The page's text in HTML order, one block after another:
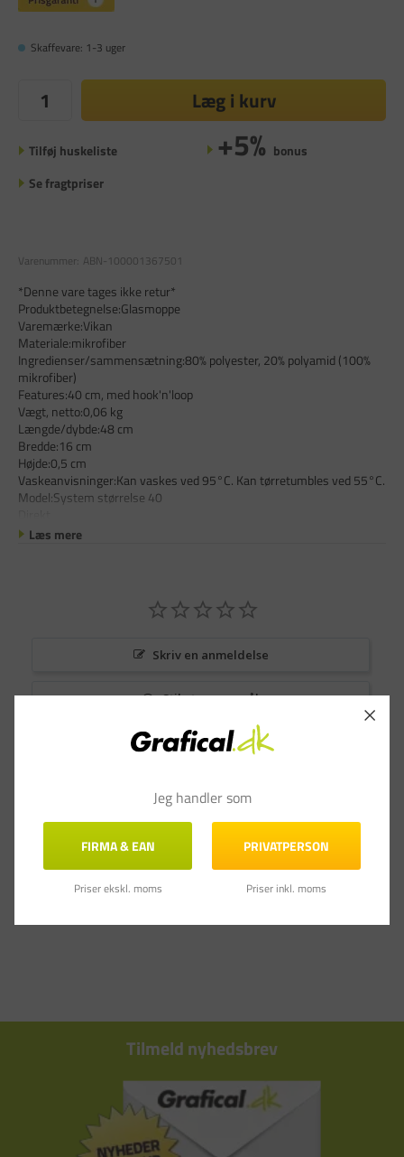
Skaffevare: 1-3 uger
Læg i kurv
Tilføj huskeliste +5% bonus
Se fragtpriser
Varenummer: ABN-100001367501
*Denne vare tages ikke retur*
Produktbetegnelse:Glasmoppe
Varemærke:Vikan
Materiale:mikrofiber
Ingredienser/sammensætning:80% polyester, 20% polyamid (100%
mikrofiber)
Features:40 cm, med hook'n'loop
Vægt, netto:0,06 kg
Længde/dybde:48 cm
Bredde:16 cm
Højde:0,5 cm
Vaskeanvisninger:Kan vaskes ved 95°C. Kan tørretumbles ved 55°C.
Model:System størrelse 40
Læs mere
Skriv en anmeldelse
Stil et spørgsmål
Spørgsmål & Svar
Tilmeld nyhedsbrev
Jeg handler som
FIRMA & EAN
Priser ekskl. moms
PRIVATPERSON
Priser inkl. moms